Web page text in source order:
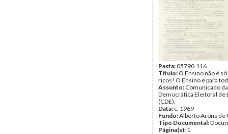
Pasta:05790.116
Título: O Ensino não é
ricos! O Ensino é para
Assunto: Comunicado
Democrática Eleitoral de
(CDE).
Data: c. 1969
Fundo:Alberto Arons de
Tipo Documental:
Página(s): 1